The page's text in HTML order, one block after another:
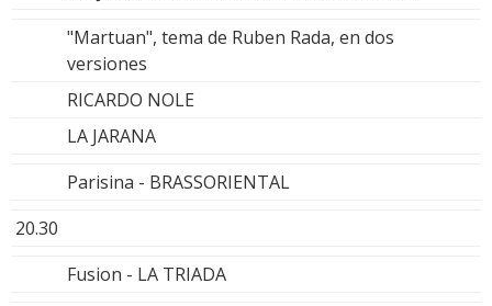
"Martuan", tema de Ruben Rada, en dos
versiones
RICARDO NOLE
LA JARANA
Parisina - BRASSORIENTAL
20.30
Fusion - LA TRIADA